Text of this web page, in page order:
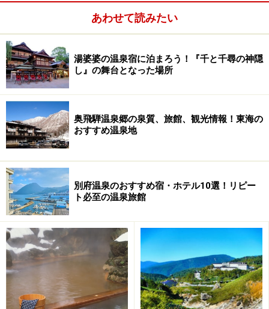
1/5 次のページへ
あわせて読みたい
湯婆婆の温泉宿に泊まろう！『千と千尋の神隠
し』の舞台となった場所
奥飛騨温泉郷の泉質、旅館、観光情報！東海の
おすすめ温泉地
別府温泉のおすすめ宿・ホテル10選！リピー
ト必至の温泉旅館